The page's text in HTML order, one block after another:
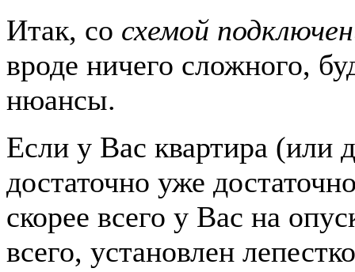
Итак, со схемой
вроде ничего сложного,
нюансы.
Если у Вас квартира (или
достаточно уже
скорее всего у Вас на
всего, установлен